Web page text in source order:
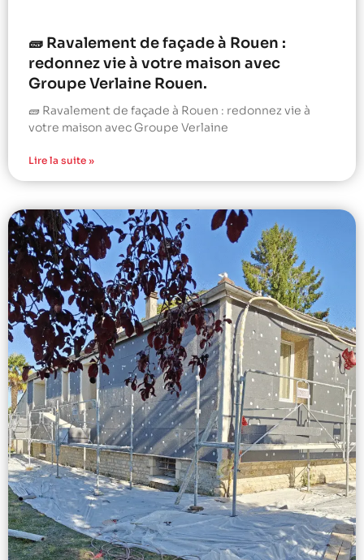
🧱 Ravalement de façade à Rouen :
redonnez vie à votre maison avec
Groupe Verlaine Rouen.
🧱 Ravalement de façade à Rouen : redonnez vie à
votre maison avec Groupe Verlaine
Lire la suite »